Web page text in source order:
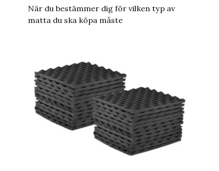
När du bestämmer dig för vilken typ av
matta du ska köpa måste